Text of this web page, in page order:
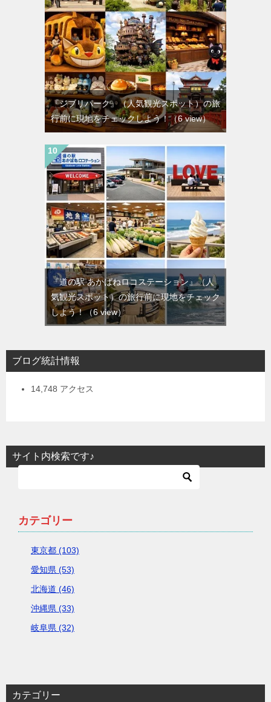
『ジブリパーク』（人気観光スポット）の旅
行前に現地をチェックしよう！（6 view）
『道の駅 あかばねロコステーション』（人
気観光スポット）の旅行前に現地をチェック
しよう！（6 view）
ブログ統計情報
14,748 アクセス
サイト内検索です♪
カテゴリー
東京都 (103)
愛知県 (53)
北海道 (46)
沖縄県 (33)
岐阜県 (32)
カテゴリー